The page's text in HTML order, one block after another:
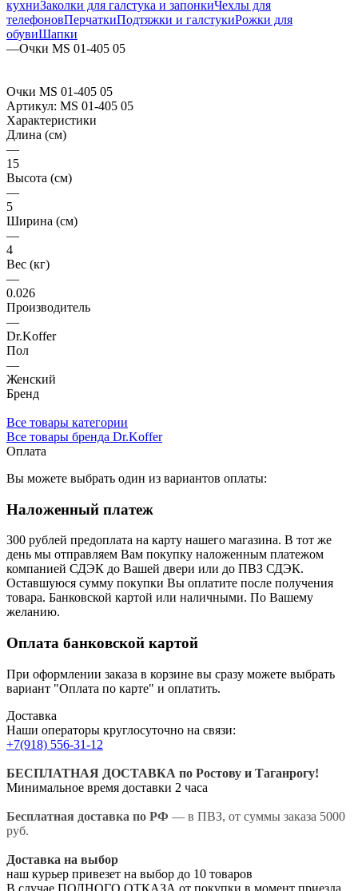
кухниЗаколки для галстука и запонкиЧехлы для
телефоновПерчаткиПодтяжки и галстукиРожки для
обувиШапки
—Очки MS 01-405 05
Очки MS 01-405 05
Артикул: MS 01-405 05
Характеристики
Длина (см)
—
15
Высота (см)
—
5
Ширина (см)
—
4
Вес (кг)
—
0.026
Производитель
—
Dr.Koffer
Пол
—
Женский
Бренд
Все товары категории
Все товары бренда Dr.Koffer
Оплата
Вы можете выбрать один из вариантов оплаты:
Наложенный платеж
300 рублей предоплата на карту нашего магазина. В тот же
день мы отправляем Вам покупку наложенным платежом
компанией СДЭК до Вашей двери или до ПВЗ СДЭК.
Оставшуюся сумму покупки Вы оплатите после получения
товара. Банковской картой или наличными. По Вашему
желанию.
Оплата банковской картой
При оформлении заказа в корзине вы сразу можете выбрать
вариант "Оплата по карте" и оплатить.
Доставка
Наши операторы круглосуточно на связи:
+7(918) 556-31-12
БЕСПЛАТНАЯ ДОСТАВКА по Ростову и Таганрогу!
Минимальное время доставки 2 часа
Бесплатная доставка по РФ — в ПВЗ, от суммы заказа 5000
руб.
Доставка на выбор
наш курьер привезет на выбор до 10 товаров
В случае ПОЛНОГО ОТКАЗА от покупки в момент приезда